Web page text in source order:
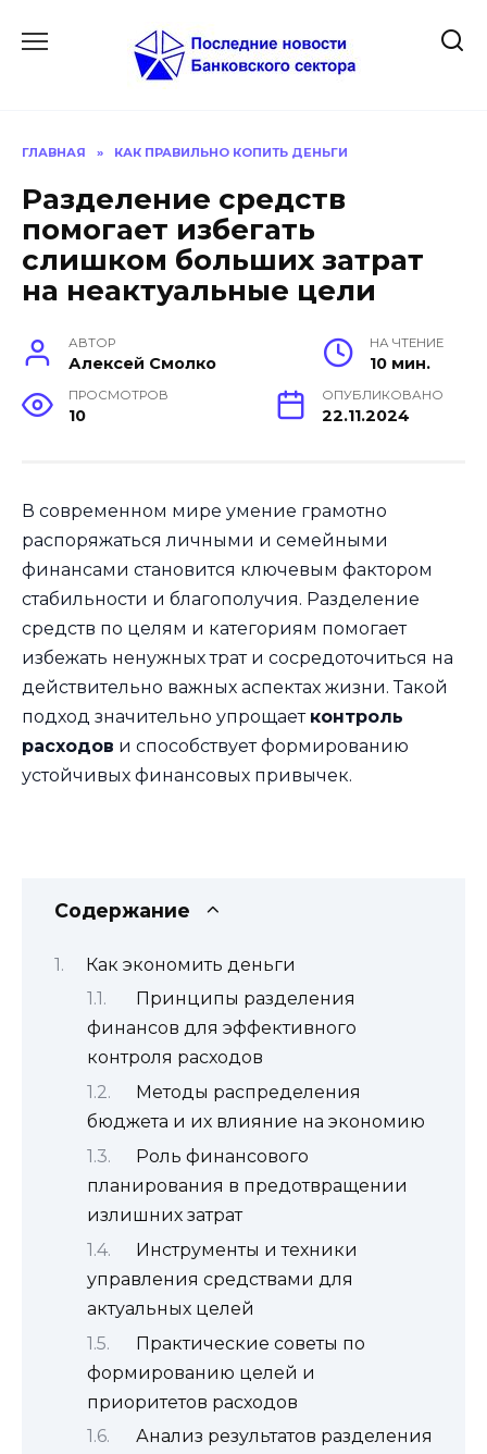
ГЛАВНАЯ » КАК ПРАВИЛЬНО КОПИТЬ ДЕНЬГИ
Разделение средств
помогает избегать
слишком больших затрат
на неактуальные цели
АВТОР
Алексей Смолко
НА ЧТЕНИЕ
10 мин.
ПРОСМОТРОВ
10
ОПУБЛИКОВАНО
22.11.2024
В современном мире умение грамотно
распоряжаться личными и семейными
финансами становится ключевым фактором
стабильности и благополучия. Разделение
средств по целям и категориям помогает
избежать ненужных трат и сосредоточиться на
действительно важных аспектах жизни. Такой
подход значительно упрощает контроль
расходов и способствует формированию
устойчивых финансовых привычек.
Содержание
Как экономить деньги
Принципы разделения
финансов для эффективного
контроля расходов
Методы распределения
бюджета и их влияние на экономию
Роль финансового
планирования в предотвращении
излишних затрат
Инструменты и техники
управления средствами для
актуальных целей
Практические советы по
формированию целей и
приоритетов расходов
Анализ результатов разделения